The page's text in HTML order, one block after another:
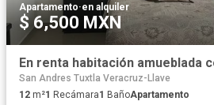
Apartamento·en alquiler
$ 6,500 MXN
San Andres Tuxtla Veracruz-Llave
12 m²1 Recámara1 BañoApartamento